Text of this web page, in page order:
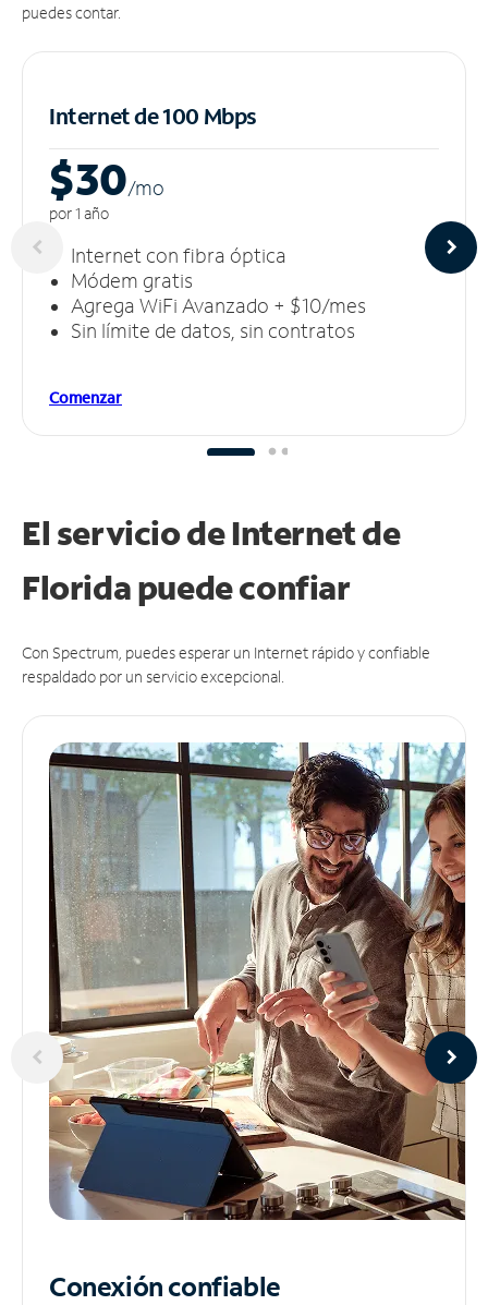
puedes contar.
Internet de 100 Mbps
$30/mo
por 1 año
Internet con fibra óptica
Módem gratis
Agrega WiFi Avanzado + $10/mes
Sin límite de datos, sin contratos
Comenzar
El servicio de Internet de
Florida puedeconfiar
Con Spectrum, puedes esperar un Internet rápido y confiable
respaldado por un servicio excepcional.
Conexión confiable